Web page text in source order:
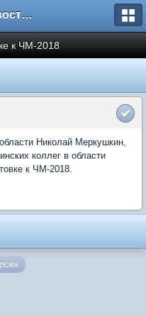
Форум Новостройки
к ЧМ-2018
Николай Меркушкин,
коллег в области
к ЧМ-2018.